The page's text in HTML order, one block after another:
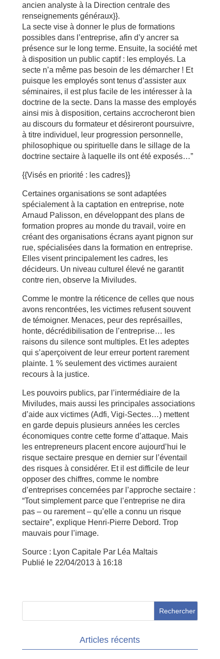
ancien analyste à la Direction centrale des
renseignements généraux}}.
La secte vise à donner le plus de formations
possibles dans l’entreprise, afin d’y ancrer sa
présence sur le long terme. Ensuite, la société met
à disposition un public captif : les employés. La
secte n’a même pas besoin de les démarcher ! Et
puisque les employés sont tenus d’assister aux
séminaires, il est plus facile de les intéresser à la
doctrine de la secte. Dans la masse des employés
ainsi mis à disposition, certains accrocheront bien
au discours du formateur et désireront poursuivre,
à titre individuel, leur progression personnelle,
philosophique ou spirituelle dans le sillage de la
doctrine sectaire à laquelle ils ont été exposés…”
{{Visés en priorité : les cadres}}
Certaines organisations se sont adaptées
spécialement à la captation en entreprise, note
Arnaud Palisson, en développant des plans de
formation propres au monde du travail, voire en
créant des organisations écrans ayant pignon sur
rue, spécialisées dans la formation en entreprise.
Elles visent principalement les cadres, les
décideurs. Un niveau culturel élevé ne garantit
contre rien, observe la Miviludes.
Comme le montre la réticence de celles que nous
avons rencontrées, les victimes refusent souvent
de témoigner. Menaces, peur des représailles,
honte, décrédibilisation de l’entreprise… les
raisons du silence sont multiples. Et les adeptes
qui s’aperçoivent de leur erreur portent rarement
plainte. 1 % seulement des victimes auraient
recours à la justice.
Les pouvoirs publics, par l’intermédiaire de la
Miviludes, mais aussi les principales associations
d’aide aux victimes (Adfi, Vigi-Sectes…) mettent
en garde depuis plusieurs années les cercles
économiques contre cette forme d’attaque. Mais
les entrepreneurs placent encore aujourd’hui le
risque sectaire presque en dernier sur l’éventail
des risques à considérer. Et il est difficile de leur
opposer des chiffres, comme le nombre
d’entreprises concernées par l’approche sectaire :
“Tout simplement parce que l’entreprise ne dira
pas – ou rarement – qu’elle a connu un risque
sectaire”, explique Henri-Pierre Debord. Trop
mauvais pour l’image.
Source : Lyon Capitale Par Léa Maltais
Publié le 22/04/2013 à 16:18
Articles récents